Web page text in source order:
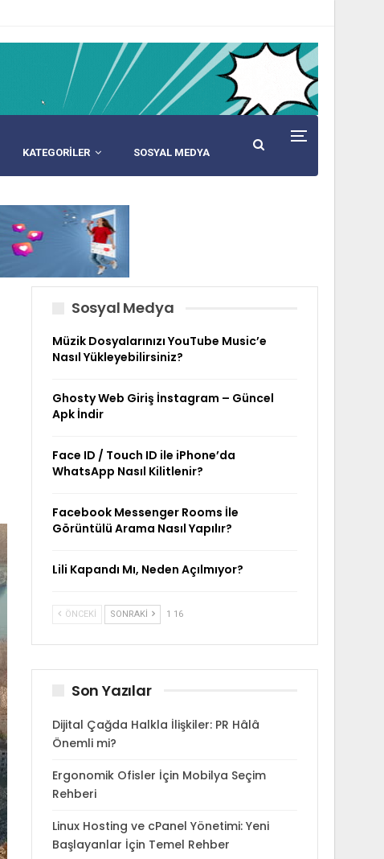
KATEGORİLER SOSYAL MEDYA
Sosyal Medya
Müzik Dosyalarınızı YouTube Music’e
Nasıl Yükleyebilirsiniz?
Ghosty Web Giriş İnstagram – Güncel
Apk İndir
Face ID / Touch ID ile iPhone’da
WhatsApp Nasıl Kilitlenir?
Facebook Messenger Rooms İle
Görüntülü Arama Nasıl Yapılır?
Lili Kapandı Mı, Neden Açılmıyor?
ÖNCEKI SONRAKI 1 16
Son Yazılar
Dijital Çağda Halkla İlişkiler: PR Hâlâ
Önemli mi?
Ergonomik Ofisler İçin Mobilya Seçim
Rehberi
Linux Hosting ve cPanel Yönetimi: Yeni
Başlayanlar İçin Temel Rehber